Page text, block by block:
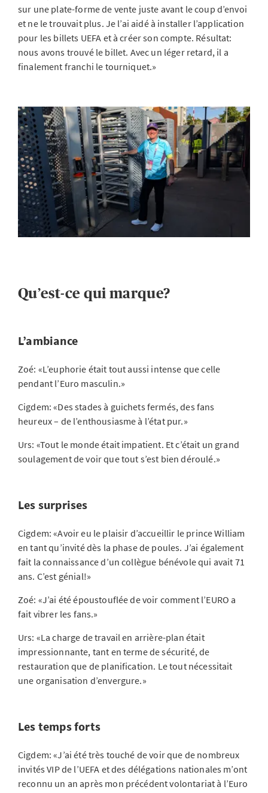
sur une plate-forme de vente juste avant le coup d’envoi
et ne le trouvait plus. Je l’ai aidé à installer l’application
pour les billets UEFA et à créer son compte. Résultat:
nous avons trouvé le billet. Avec un léger retard, il a
finalement franchi le tourniquet.»
Qu’est-ce qui marque?
L’ambiance
Zoé: «L’euphorie était tout aussi intense que celle
pendant l’Euro masculin.»
Cigdem: «Des stades à guichets fermés, des fans
heureux – de l’enthousiasme à l’état pur.»
Urs: «Tout le monde était impatient. Et c’était un grand
soulagement de voir que tout s’est bien déroulé.»
Les surprises
Cigdem: «Avoir eu le plaisir d’accueillir le prince William
en tant qu’invité dès la phase de poules. J’ai également
fait la connaissance d’un collègue bénévole qui avait 71
ans. C’est génial!»
Zoé: «J’ai été époustouflée de voir comment l’EURO a
fait vibrer les fans.»
Urs: «La charge de travail en arrière-plan était
impressionnante, tant en terme de sécurité, de
restauration que de planification. Le tout nécessitait
une organisation d’envergure.»
Les temps forts
Cigdem: «J’ai été très touché de voir que de nombreux
invités VIP de l’UEFA et des délégations nationales m’ont
reconnu un an après mon précédent volontariat à l’Euro